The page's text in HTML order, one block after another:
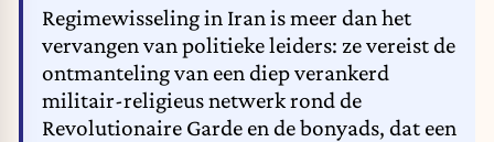
Regimewisseling in Iran is meer dan het
vervangen van politieke leiders: ze vereist de
ontmanteling van een diep verankerd
militair-religieus netwerk rond de
Revolutionaire Garde en de bonyads, dat een